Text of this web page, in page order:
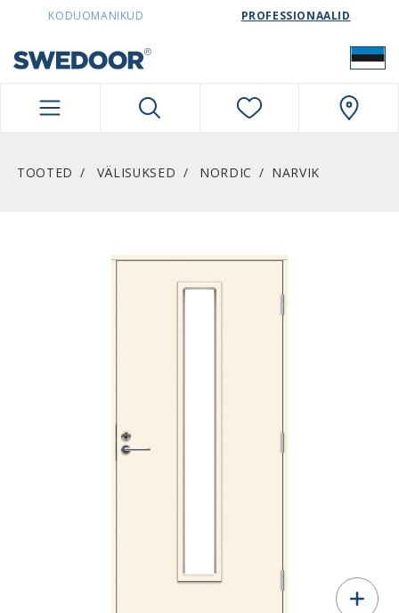
SWEDOORESTONIA NAVIGATION
KODUOMANIKUD PROFESSIONAALID
TOOTED VÄLISUKSED NORDIC NARVIK